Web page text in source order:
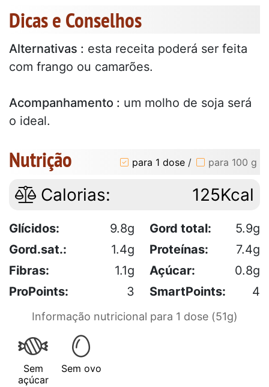
Dicas e Conselhos
Alternativas : esta receita poderá ser feita
com frango ou camarões.
Acompanhamento : um molho de soja será
o ideal.
Nutrição para 1 dose / para 100 g
Calorias: 125Kcal
Glícidos: 9.8g Gord total:
5.9g
Gord.sat.:
1.4g Proteínas:
7.4g
Fibras:
1.1g Açúcar:
0.8g
ProPoints:
3 SmartPoints: 4
Informação nutricional para 1 dose (51g)
Sem
açúcar
Sem ovo